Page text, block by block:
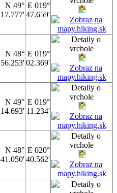
N 49°
17.777'
E 019°
47.659'
N 48°
56.253'
E 019°
02.369'
N 49°
14.693'
E 019°
11.234'
N 48°
41.050'
E 020°
40.562'